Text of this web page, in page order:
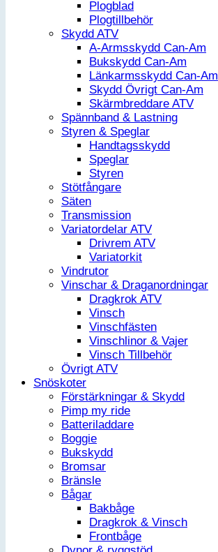
Plogblad
Plogtillbehör
Skydd ATV
A-Armsskydd Can-Am
Bukskydd Can-Am
Länkarmsskydd Can-Am
Skydd Övrigt Can-Am
Skärmbreddare ATV
Spännband & Lastning
Styren & Speglar
Handtagsskydd
Speglar
Styren
Stötfångare
Säten
Transmission
Variatordelar ATV
Drivrem ATV
Variatorkit
Vindrutor
Vinschar & Draganordningar
Dragkrok ATV
Vinsch
Vinschfästen
Vinschlinor & Vajer
Vinsch Tillbehör
Övrigt ATV
Snöskoter
Förstärkningar & Skydd
Pimp my ride
Batteriladdare
Boggie
Bukskydd
Bromsar
Bränsle
Bågar
Bakbåge
Dragkrok & Vinsch
Frontbåge